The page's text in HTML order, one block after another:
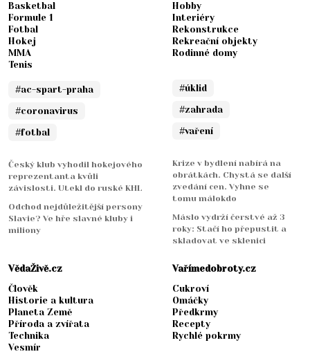
Basketbal
Formule 1
Fotbal
Hokej
MMA
Tenis
#ac-spart-praha
#coronavirus
#fotbal
Český klub vyhodil hokejového
reprezentanta kvůli
závislosti. Utekl do ruské KHL
Odchod nejdůležitější persony
Slavie? Ve hře slavné kluby i
miliony
Hobby
Interiéry
Rekonstrukce
Rekreační objekty
Rodinné domy
#úklid
#zahrada
#vaření
Krize v bydlení nabírá na
obrátkách. Chystá se další
zvedání cen. Vyhne se
tomu málokdo
Máslo vydrží čerstvé až 3
roky: Stačí ho přepustit a
skladovat ve sklenici
VědaŽivě.cz
Člověk
Historie a kultura
Planeta Země
Příroda a zvířata
Technika
Vesmír
Vařímedobroty.cz
Cukroví
Omáčky
Předkrmy
Recepty
Rychlé pokrmy